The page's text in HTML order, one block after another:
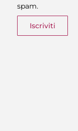
spam.
Iscriviti